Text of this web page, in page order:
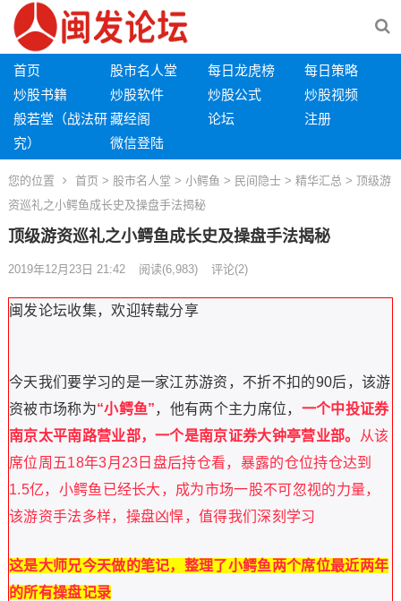
首页 股市名人堂 每日龙虎榜
每日策略
炒股书籍
炒股软件 炒股公式
炒股视频
般若堂（战法研
究）
藏经阁 论坛
注册
微信登陆
您的位置 首页 > 股市名人堂 > 小鳄鱼 > 民间隐士> 精华汇总 > 顶级游
资巡礼之小鳄鱼成长史及操盘手法揭秘
顶级游资巡礼之小鳄鱼成长史及操盘手法揭秘
2019年12月23日 21:42 阅读(6,983) 评论(2)
闽发论坛收集，欢迎转载分享
今天我们要学习的是一家江苏游资，不折不扣的90后，该游
资被市场称为“小鳄鱼”，他有两个主力席位， 一个中投证券
南京太平南路营业部，一个是南京证券大钟亭营业部。
从该
席位周五18年3月23日盘后持仓看，暴露的仓位持仓达到
1.5亿，小鳄鱼已经长大，成为市场一股不可忽视的力量，
该游资手法多样，操盘凶悍，值得我们深刻学习
这是大师兄今天做的笔记，整理了小鳄鱼两个席位最近两年
的所有操盘记录